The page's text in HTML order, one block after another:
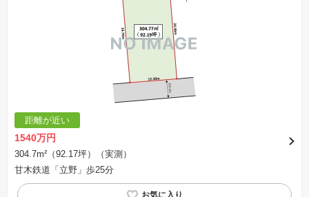
距離が近い
1540万円
304.7m²（92.17坪）（実測）
甘木鉄道「立野」歩25分